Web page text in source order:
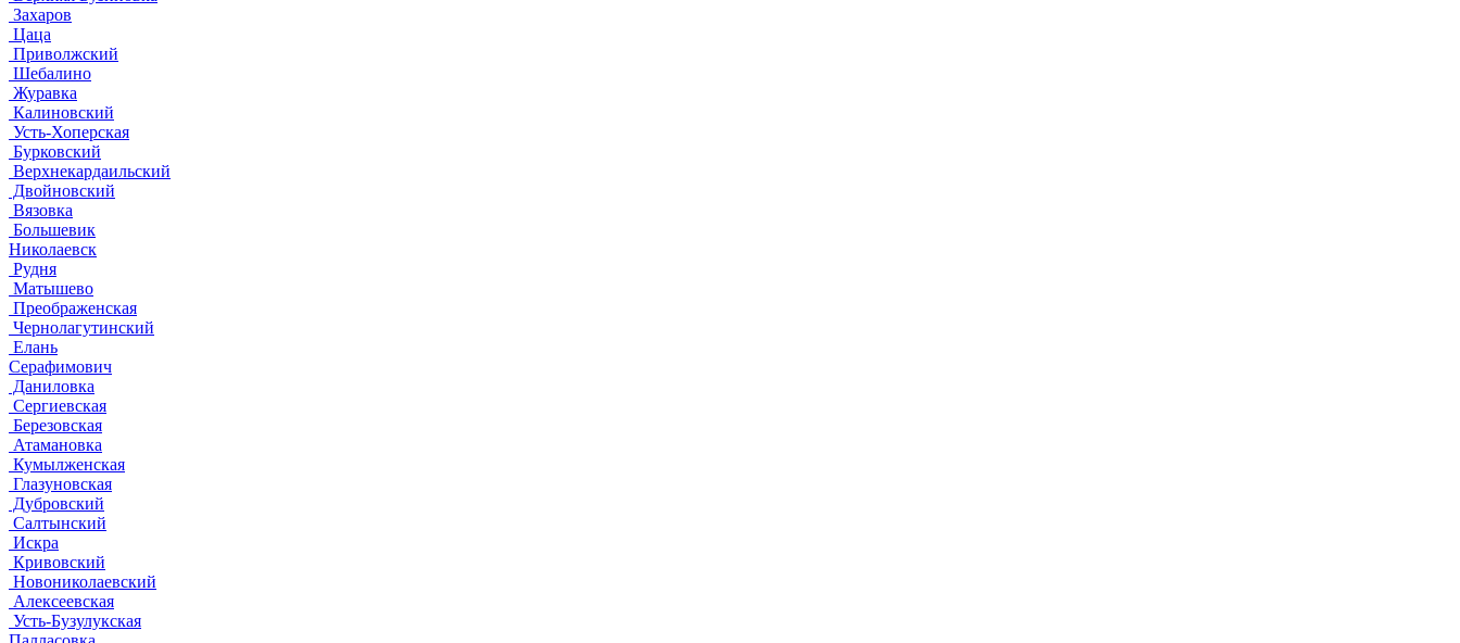
Захаров
Цаца
Приволжский
Шебалино
Журавка
Калиновский
Усть-Хоперская
Бурковский
Верхнекардаильский
Двойновский
Вязовка
Большевик
Николаевск
Рудня
Матышево
Преображенская
Чернолагутинский
Елань
Серафимович
Даниловка
Сергиевская
Березовская
Атамановка
Кумылженская
Глазуновская
Дубровский
Салтынский
Искра
Кривовский
Новониколаевский
Алексеевская
Усть-Бузулукская